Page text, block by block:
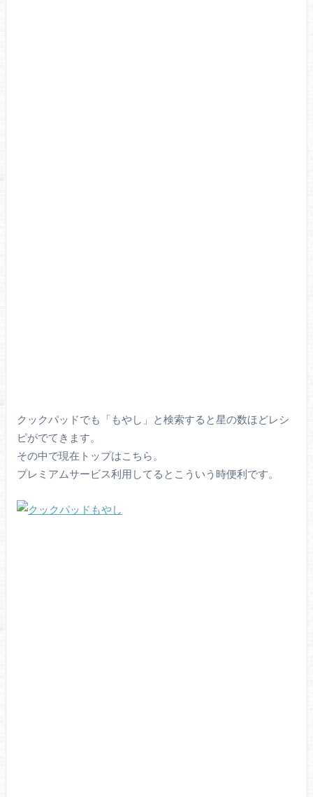
クックパッドでも「もやし」と検索すると星の数ほどレシ
ピがでてきます。
その中で現在トップはこちら。
プレミアムサービス利用してるとこういう時便利です。